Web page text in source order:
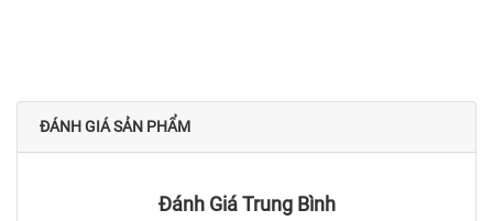
ĐÁNH GIÁ SẢN PHẨM
Đánh Giá Trung Bình